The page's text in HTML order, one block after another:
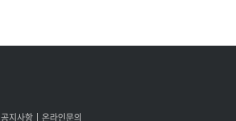
공지사항 온라인문의